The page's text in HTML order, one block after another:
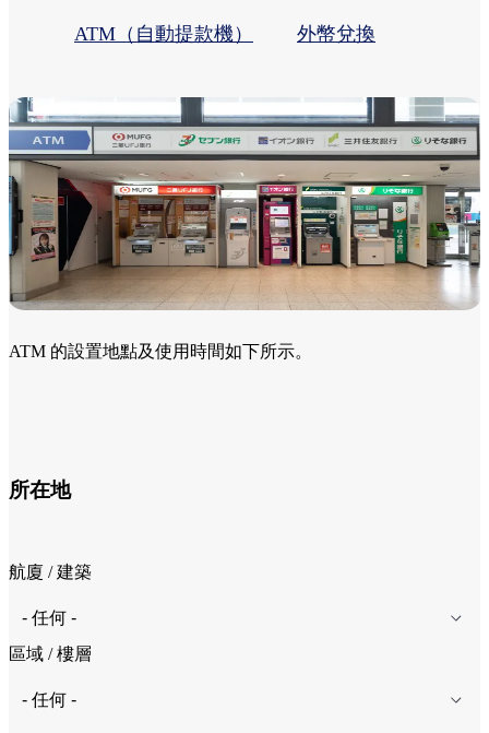
ATM（自動提款機） 外幣兌換
ATM 的設置地點及使用時間如下所示。
所在地
航廈 / 建築
區域 / 樓層